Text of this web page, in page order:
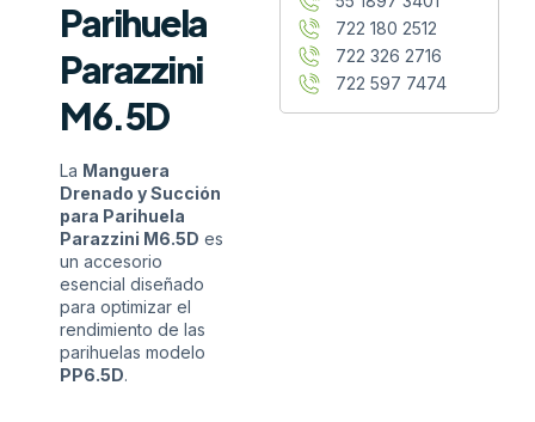
Parihuela
Parazzini
M6.5D
La Manguera
Drenado y Succión
para Parihuela
Parazzini M6.5D es
un accesorio
esencial diseñado
para optimizar el
rendimiento de las
parihuelas modelo
PP6.5D.
722 180 2512
722 326 2716
722 597 7474